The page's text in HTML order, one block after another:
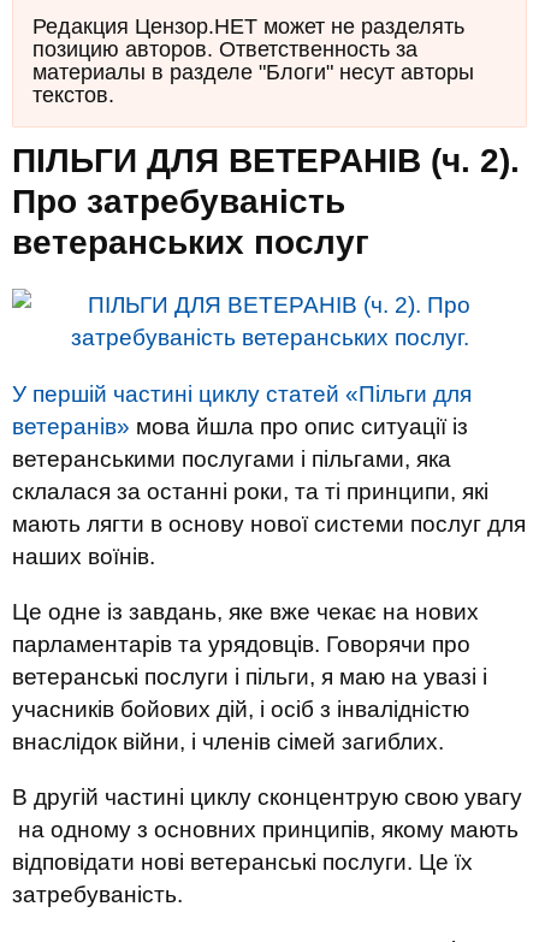
Редакция Цензор.НЕТ может не разделять
позицию авторов. Ответственность за
материалы в разделе "Блоги" несут авторы
текстов.
ПІЛЬГИ ДЛЯ ВЕТЕРАНІВ (ч. 2).
Про затребуваність
ветеранських послуг
У першій частині циклу статей «Пільги для
ветеранів» мова йшла про опис ситуації із
ветеранськими послугами і пільгами, яка
склалася за останні роки, та ті принципи, які
мають лягти в основу нової системи послуг для
наших воїнів.
Це одне із завдань, яке вже чекає на нових
парламентарів та урядовців. Говорячи про
ветеранські послуги і пільги, я маю на увазі і
учасників бойових дій, і осіб з інвалідністю
внаслідок війни, і членів сімей загиблих.
В другій частині циклу сконцентрую свою увагу
на одному з основних принципів, якому мають
відповідати нові ветеранські послуги. Це їх
затребуваність.